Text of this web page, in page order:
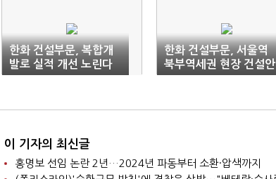
한화 건설부문, 복합개
발로 실적 개선 노린다
한화 건설부문, 서울역
북부역세권 현장 건설안
전보건센터 설치
이 기자의 최신글
홍명보 선임 논란 2년…2024년 파동부터 소환·압색까지